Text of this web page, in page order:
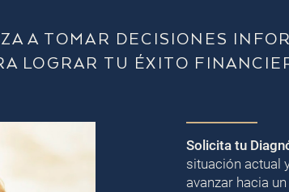
A TOMAR DECISIONES
LOGRAR TU ÉXITO
Solicita tu
situación actual
avanzar hacia